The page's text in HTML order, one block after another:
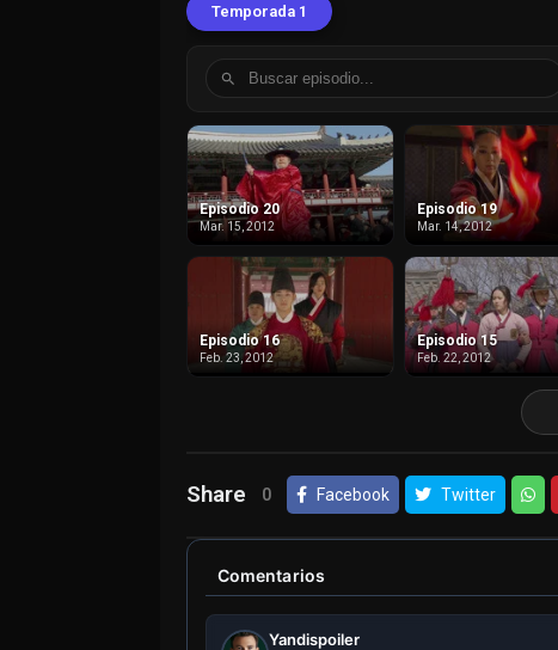
Temporada 1
Episodio 20
Mar. 15, 2012
Episodio 19
Mar. 14, 2012
Episodio 16
Feb. 23, 2012
Episodio 15
Feb. 22, 2012
Share 0 Facebook Twitter
Comentarios
Yandispoiler